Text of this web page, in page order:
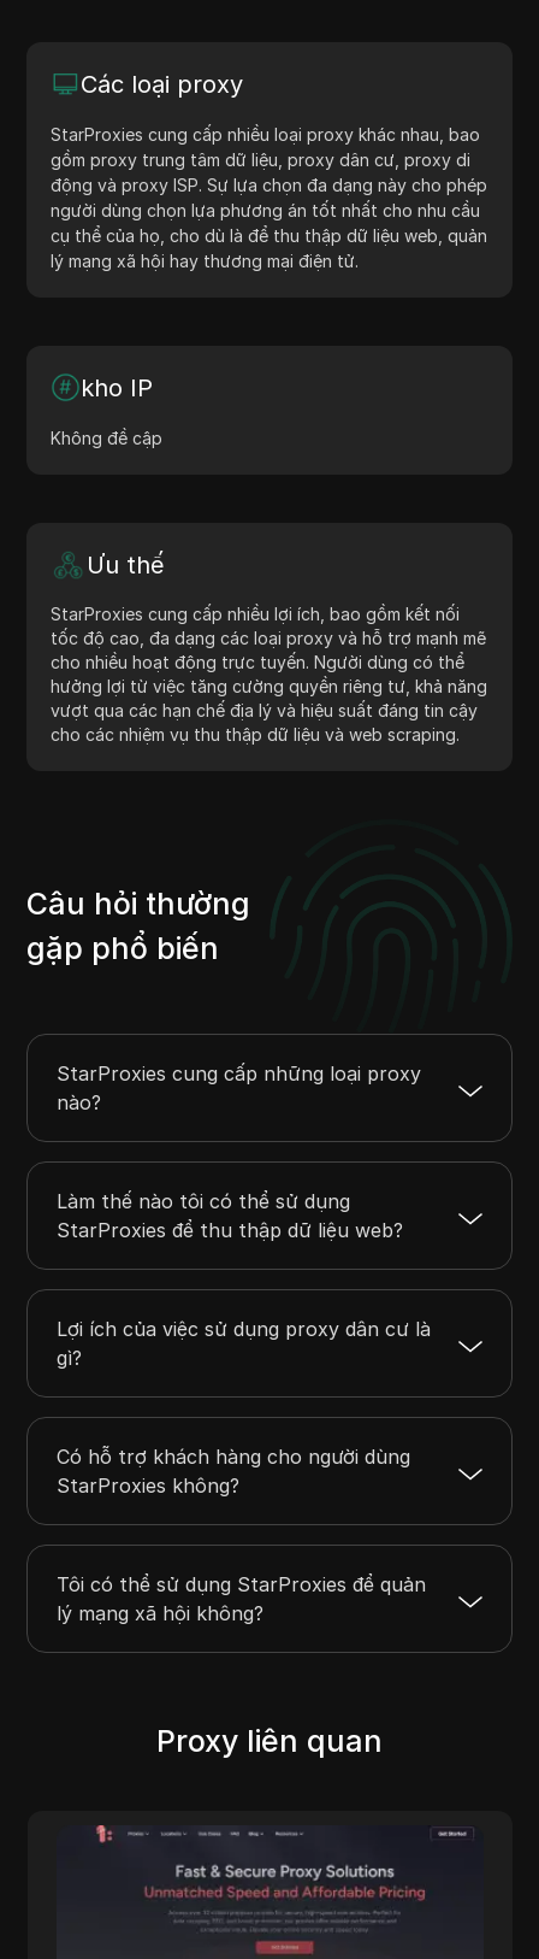
Các loại proxy
StarProxies cung cấp nhiều loại proxy khác nhau, bao
gồm proxy trung tâm dữ liệu, proxy dân cư, proxy di
động và proxy ISP. Sự lựa chọn đa dạng này cho phép
người dùng chọn lựa phương án tốt nhất cho nhu cầu
cụ thể của họ, cho dù là để thu thập dữ liệu web, quản
lý mạng xã hội hay thương mại điện tử.
kho IP
Không đề cập
Ưu thế
StarProxies cung cấp nhiều lợi ích, bao gồm kết nối
tốc độ cao, đa dạng các loại proxy và hỗ trợ mạnh mẽ
cho nhiều hoạt động trực tuyến. Người dùng có thể
hưởng lợi từ việc tăng cường quyền riêng tư, khả năng
vượt qua các hạn chế địa lý và hiệu suất đáng tin cậy
cho các nhiệm vụ thu thập dữ liệu và web scraping.
Câu hỏi thường
gặp phổ biến
StarProxies cung cấp những loại proxy
nào?
Làm thế nào tôi có thể sử dụng
StarProxies để thu thập dữ liệu web?
Lợi ích của việc sử dụng proxy dân cư là
gì?
Có hỗ trợ khách hàng cho người dùng
StarProxies không?
Tôi có thể sử dụng StarProxies để quản
lý mạng xã hội không?
Proxy liên quan
IpnProxy
IpnProxy.com nổi bật là sự lựa chọn hàng
đầu cho các doanh nghiệp và người dùng cá
nhân, cung cấp proxy bảo mật và hiệu quả